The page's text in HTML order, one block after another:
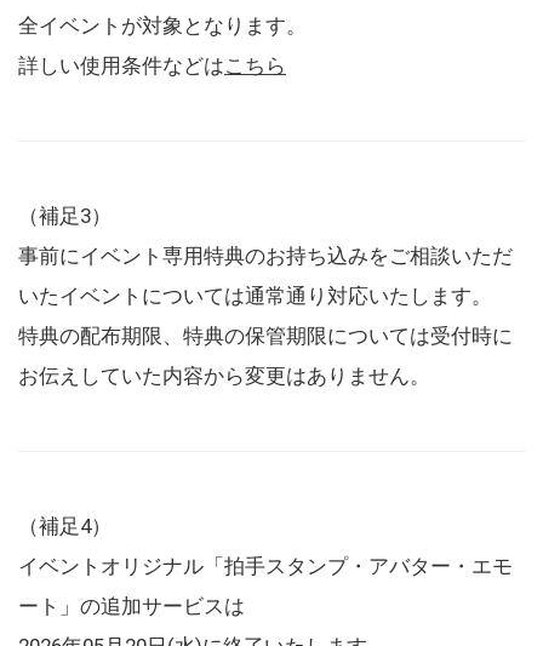
全イベントが対象となります。
詳しい使用条件などはこちら
（補足3）
事前にイベント専用特典のお持ち込みをご相談いただ
いたイベントについては通常通り対応いたします。
特典の配布期限、特典の保管期限については受付時に
お伝えしていた内容から変更はありません。
（補足4）
イベントオリジナル「拍手スタンプ・アバター・エモ
ート」の追加サービスは